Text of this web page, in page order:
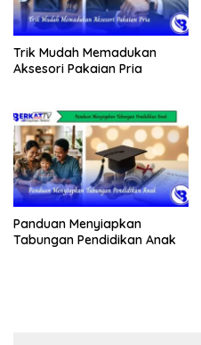
Trik Mudah Memadukan
Aksesori Pakaian Pria
Panduan Menyiapkan
Tabungan Pendidikan Anak